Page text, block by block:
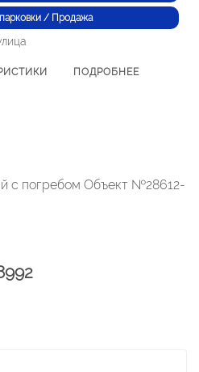
/ Продажа
ПОДРОБНЕЕ
с погребом Объект №28612-